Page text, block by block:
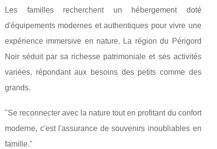
Les familles recherchent un hébergement doté
d'équipements modernes et authentiques pour vivre une
expérience immersive en nature. La région du Périgord
Noir séduit par sa richesse patrimoniale et ses activités
variées, répondant aux besoins des petits comme des
grands.
"Se reconnecter avec la nature tout en profitant du confort
moderne, c'est l'assurance de souvenirs inoubliables en
famille."